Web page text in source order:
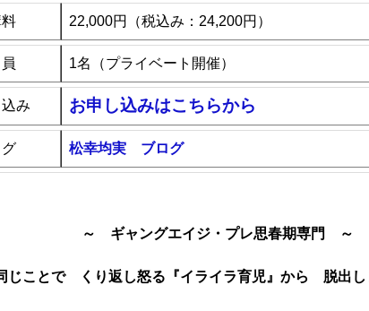
22,000円（税込み：24,200円）
1名（プライベート開催）
み お申し込みはこちらから
松幸均実 ブログ
～ ギャングエイジ・プレ思春期専門 ～
じことで くり返し怒る『イライラ育児』から 脱出し